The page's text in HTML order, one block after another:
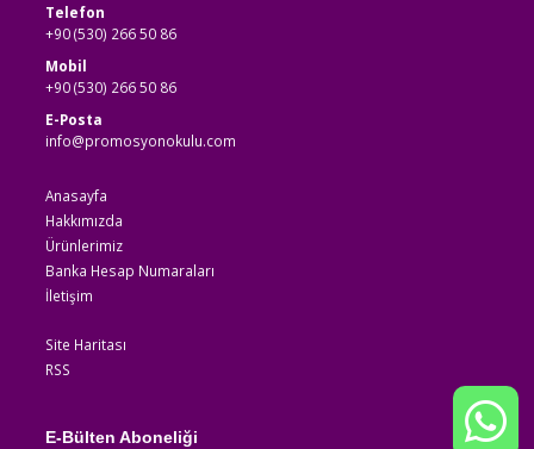
Telefon
+90 (530) 266 50 86
Mobil
+90 (530) 266 50 86
E-Posta
info@promosyonokulu.com
Anasayfa
Hakkımızda
Ürünlerimiz
Banka Hesap Numaraları
İletişim
Site Haritası
RSS
E-Bülten Aboneliği